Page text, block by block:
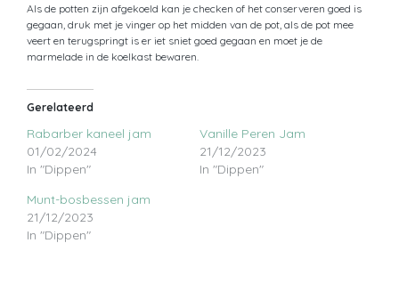
Als de potten zijn afgekoeld kan je checken of het conserveren goed is
gegaan, druk met je vinger op het midden van de pot, als de pot mee
veert en terugspringt is er iet sniet goed gegaan en moet je de
marmelade in de koelkast bewaren.
Gerelateerd
Rabarber kaneel jam
01/02/2024
In "Dippen"
Vanille Peren Jam
21/12/2023
In "Dippen"
Munt-bosbessen jam
21/12/2023
In "Dippen"